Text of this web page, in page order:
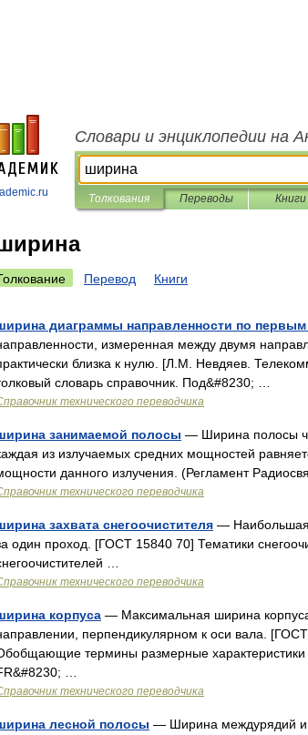
Словари и энциклопедии на
Толкования Переводы Книги
Перевод Книги
диаграммы направленности по
измеренная между двумя
близка к нулю. [Л.М. Невдяев.
словарь справочник. Под&#8230; …
технического переводчика
занимаемой полосы — Ширина полосы
из излучаемых средних мощностей
данного излучения. (Регламент
технического переводчика
захвата снегоочистителя — Наибольшая
один проход. [ГОСТ 15840 70] Тематики
…
технического переводчика
корпуса — Максимальная ширина
перпендикулярном к оси вала.
термины размерные характеристики
…
технического переводчика
лесной полосы — Ширина междурядий и